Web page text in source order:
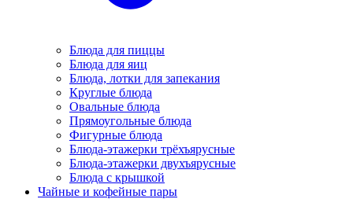
Блюда для пиццы
Блюда для яиц
Блюда, лотки для запекания
Круглые блюда
Овальные блюда
Прямоугольные блюда
Фигурные блюда
Блюда-этажерки трёхъярусные
Блюда-этажерки двухъярусные
Блюда с крышкой
Чайные и кофейные пары